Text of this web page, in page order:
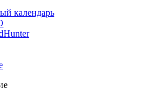
календарь